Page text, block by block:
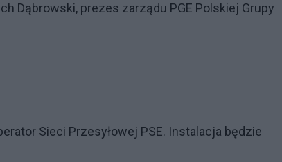
Dąbrowski, prezes zarządu PGE Polskiej Grupy
Sieci Przesyłowej PSE. Instalacja będzie